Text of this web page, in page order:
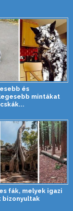
és
mintákat
fák, melyek igazi
bizonyultak